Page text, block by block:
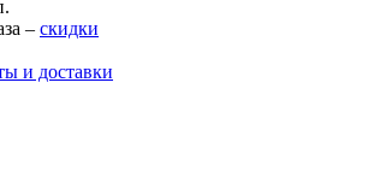
– скидки
и доставки